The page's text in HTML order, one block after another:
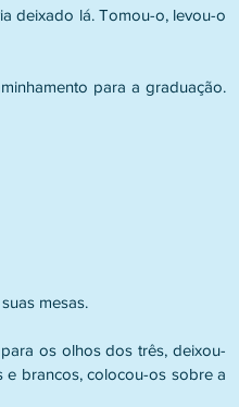
deixado lá. Tomou-o, levou-o
para a graduação.
mesas.
os olhos dos três, deixou-
brancos, colocou-os sobre a